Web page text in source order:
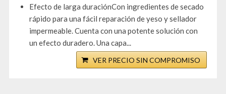
Efecto de larga duraciónCon ingredientes de secado
rápido para una fácil reparación de yeso y sellador
impermeable. Cuenta con una potente solución con
un efecto duradero. Una capa...
VER PRECIO SIN COMPROMISO